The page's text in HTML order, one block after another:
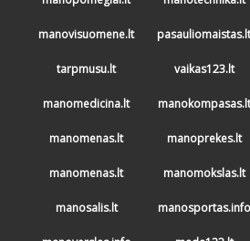
manovisuomene.lt
tarpmusu.lt vaikas123.lt
manomedicina.lt manokompasas.lt
manomenas.lt manoprekes.lt
manomenas.lt manomokslas.lt
manosalis.lt manosportas.info